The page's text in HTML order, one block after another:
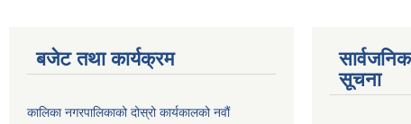
बजेट तथा कार्यक्रम
कालिका नगरपालिकाको दोस्रो कार्यकालको नवौं
सूचना